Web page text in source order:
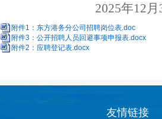
2025年12 月
附件1：东方港务分公司招聘岗位表.doc
附件3：公开招聘人员回避事项申报表.docx
附件2：应聘登记表.docx
友情链接